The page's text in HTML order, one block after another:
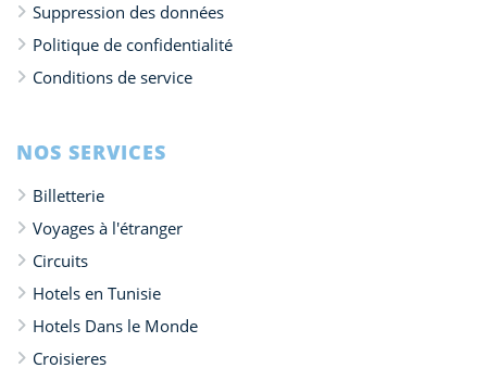
Suppression des données
Politique de confidentialité
Conditions de service
NOS SERVICES
Billetterie
Voyages à l'étranger
Circuits
Hotels en Tunisie
Hotels Dans le Monde
Croisieres